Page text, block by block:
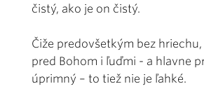
čistý, ako je on čistý.
Čiže predovšetkým bez
pred Bohom i ľuďmi - a hlavne
úprimný – to tiež nie je ľahké.